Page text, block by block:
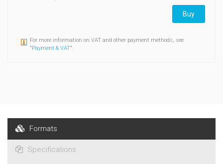
Buy
For more information on VAT and other payment methods, see
"Payment & VAT".
Formats
Specifications